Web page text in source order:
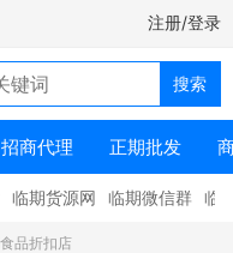
注册/登录
招商代理 正期批发
临期货源网 临期微信群 临
品折扣店